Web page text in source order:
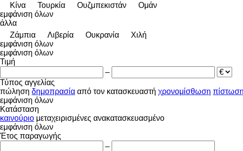
Κίνα
Τουρκία Ουζμπεκιστάν
Ομάν
εμφάνιση όλων
άλλα
Ζάμπια
Λιβερία Ουκρανία
Χιλή
εμφάνιση όλων
εμφάνιση όλων
Τιμή
–
Τύπος αγγελίας
πώληση δημοπρασία από τον κατασκευαστή χρονομίσθωση πίστωση
εμφάνιση όλων
Κατάσταση
καινούριο μεταχειρισμένες ανακατασκευασμένο
εμφάνιση όλων
Έτος παραγωγής
–